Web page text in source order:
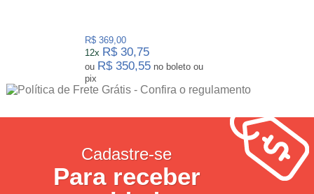
R$ 369,00
12x R$ 30,75
ou R$ 350,55 no boleto ou
pix
Cadastre-se
Para receber